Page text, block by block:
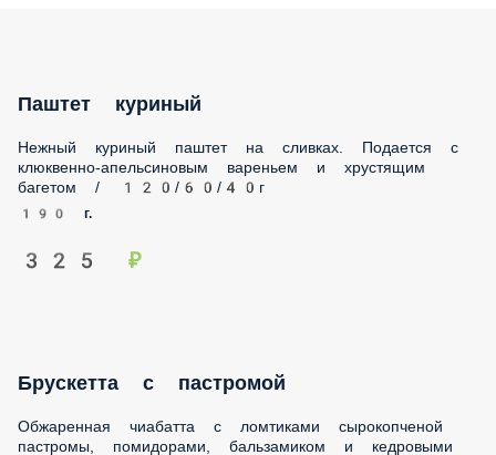
Паштет куриный
Нежный куриный паштет на сливках. Подается с
клюквенно-апельсиновым вареньем и хрустящим багетом
/ 120/60/40г
190 г.
325 ₽
Брускетта с пастромой
Обжаренная чиабатта с ломтиками сырокопченой
пастромы, помидорами, бальзамиком и кедровыми